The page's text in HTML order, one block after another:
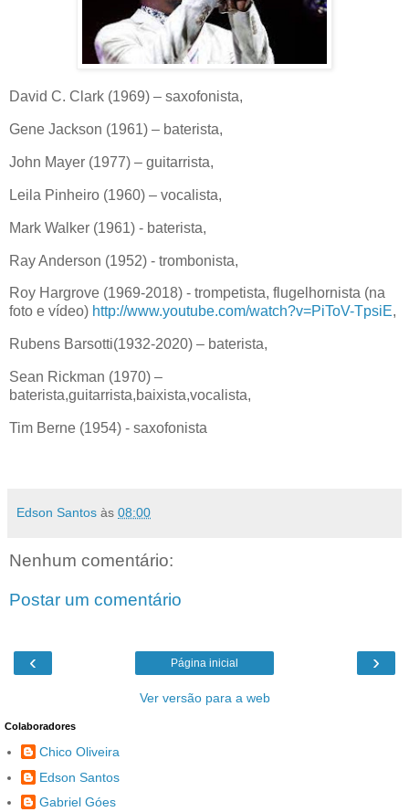
David C. Clark (1969) – saxofonista,
Gene Jackson (1961) – baterista,
John Mayer (1977) – guitarrista,
Leila Pinheiro (1960) – vocalista,
Mark Walker (1961) - baterista,
Ray Anderson (1952) - trombonista,
Roy Hargrove (1969-2018) - trompetista, flugelhornista (na
foto e vídeo) http://www.youtube.com/watch?v=PiToV-TpsiE,
Rubens Barsotti(1932-2020) – baterista,
Sean Rickman (1970) –
baterista,guitarrista,baixista,vocalista,
Tim Berne (1954) - saxofonista
Edson Santos às 08:00
Nenhum comentário:
Postar um comentário
‹ ›
Página inicial
Ver versão para a web
Colaboradores
Chico Oliveira
Edson Santos
Gabriel Góes